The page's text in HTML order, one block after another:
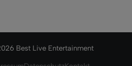
Best Live Entertainment